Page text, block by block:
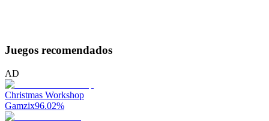
Juegos recomendados
AD
Christmas Workshop
Gamzix96.02%